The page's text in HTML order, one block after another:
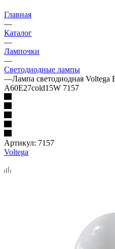
Главная
—
Каталог
—
Лампочки
—
Светодиодные лампы
—Лампа светодиодная Voltega
A60E27cold15W 7157
Артикул: 7157
Voltega